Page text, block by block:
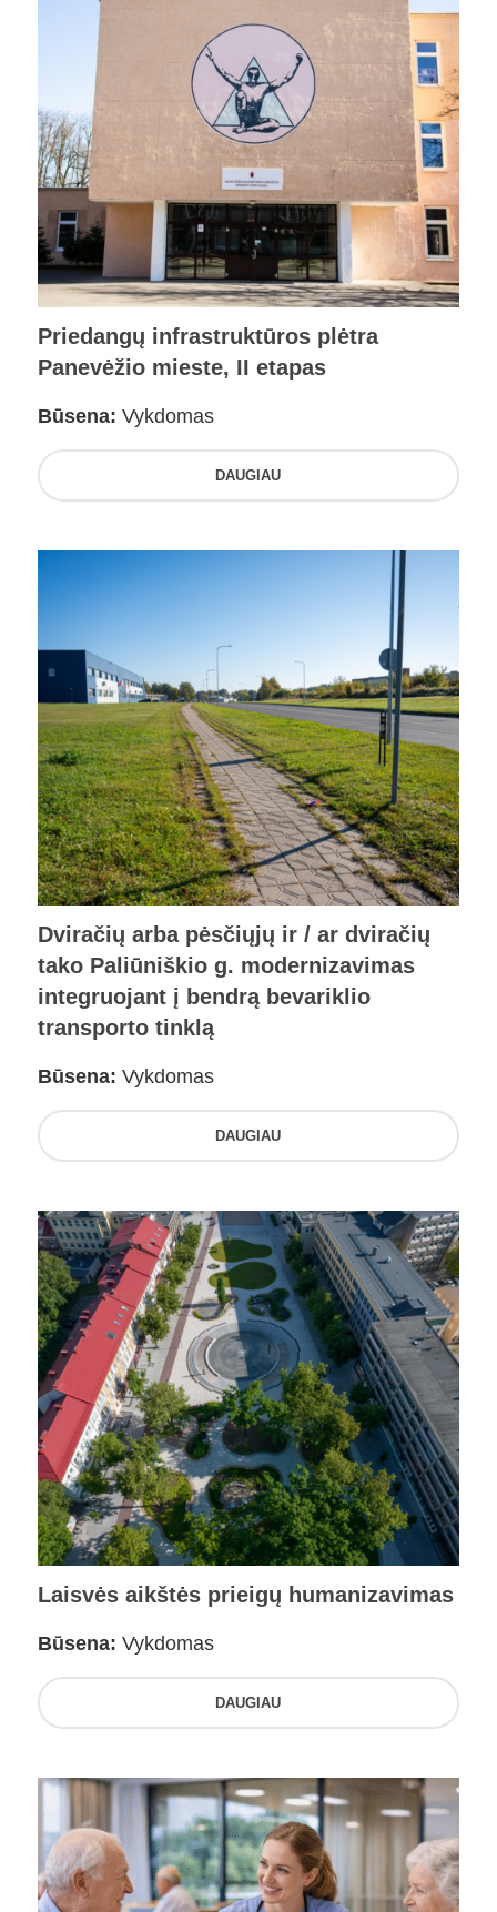
Priedangų infrastruktūros plėtra
Panevėžio mieste, II etapas
Būsena: Vykdomas
DAUGIAU
Dviračių arba pėsčiųjų ir / ar dviračių
tako Paliūniškio g. modernizavimas
integruojant į bendrą bevariklio
transporto tinklą
Būsena: Vykdomas
DAUGIAU
Laisvės aikštės prieigų humanizavimas
Būsena: Vykdomas
DAUGIAU